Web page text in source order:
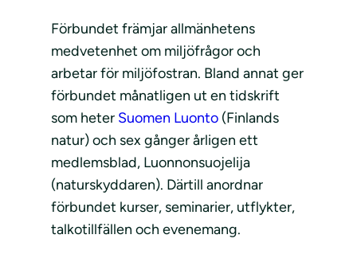
Förbundet främjar allmänhetens
medvetenhet om miljöfrågor och
arbetar för miljöfostran. Bland annat ger
förbundet månatligen ut en tidskrift
som heter Suomen Luonto (Finlands
natur) och sex gånger årligen ett
medlemsblad, Luonnonsuojelija
(naturskyddaren). Därtill anordnar
förbundet kurser, seminarier, utflykter,
talkotillfällen och evenemang.